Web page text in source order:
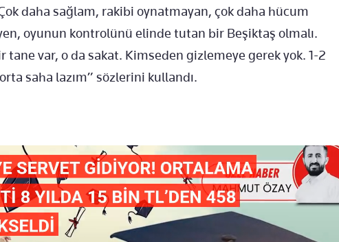
daha sağlam, rakibi oynatmayan, çok daha hücum
oyunun kontrolünü elinde tutan bir Beşiktaş olmalı.
tane var, o da sakat. Kimseden gizlemeye gerek yok. 1-2
saha lazım” sözlerini kullandı.